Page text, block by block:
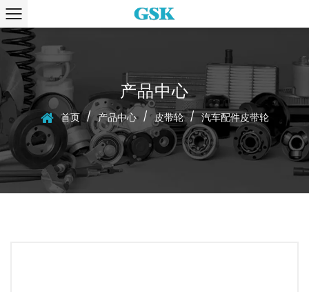
产品中心
首页 / 产品中心 / 皮带轮 / 汽车配件皮带轮